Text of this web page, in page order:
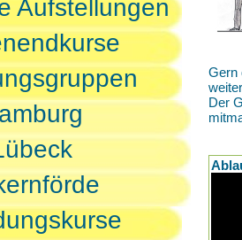
Aufstellungen
Gern
Der